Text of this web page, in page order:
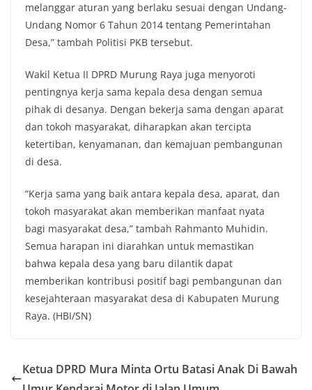
melanggar aturan yang berlaku sesuai dengan Undang-
Undang Nomor 6 Tahun 2014 tentang Pemerintahan
Desa,” tambah Politisi PKB tersebut.
Wakil Ketua II DPRD Murung Raya juga menyoroti
pentingnya kerja sama kepala desa dengan semua
pihak di desanya. Dengan bekerja sama dengan aparat
dan tokoh masyarakat, diharapkan akan tercipta
ketertiban, kenyamanan, dan kemajuan pembangunan
di desa.
“Kerja sama yang baik antara kepala desa, aparat, dan
tokoh masyarakat akan memberikan manfaat nyata
bagi masyarakat desa,” tambah Rahmanto Muhidin.
Semua harapan ini diarahkan untuk memastikan
bahwa kepala desa yang baru dilantik dapat
memberikan kontribusi positif bagi pembangunan dan
kesejahteraan masyarakat desa di Kabupaten Murung
Raya. (HBI/SN)
Ketua DPRD Mura Minta Ortu Batasi Anak Di Bawah